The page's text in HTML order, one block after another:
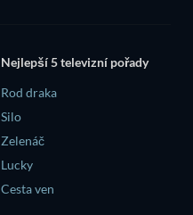
Nejlepší 5 televizní pořady
Rod draka
Silo
Zelenáč
Lucky
Cesta ven